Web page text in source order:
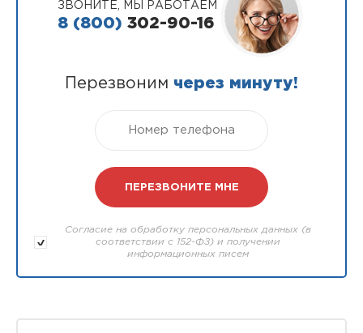
ЗВОНИТЕ, МЫ РАБОТАЕМ
8 (800) 302-90-16
Перезвоним через минуту!
Согласие на обработку персональных данных (в
соответствии с 152-ФЗ) и получении
информационных писем